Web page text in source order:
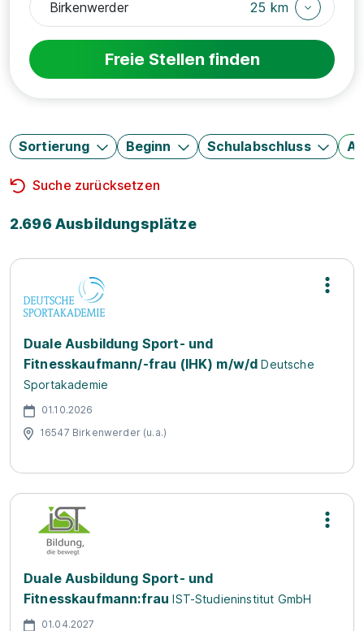
25 km
Freie Stellen finden
Sortierung Beginn Schulabschluss
Suche zurücksetzen
2.696 Ausbildungsplätze
Duale Ausbildung Sport- und
Fitnesskaufmann/-frau (IHK) m/w/d Deutsche
Sportakademie
01.10.2026
16547 Birkenwerder (u.a.)
Duale Ausbildung Sport- und
Fitnesskaufmann:frau IST-Studieninstitut GmbH
01.04.2027